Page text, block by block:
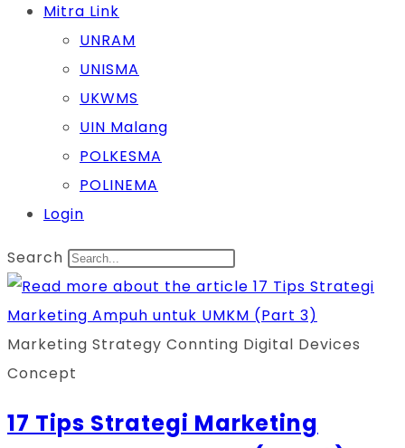
Mitra Link
UNRAM
UNISMA
UKWMS
UIN Malang
POLKESMA
POLINEMA
Login
Search
Marketing Strategy Connting Digital Devices
Concept
17 Tips Strategi Marketing